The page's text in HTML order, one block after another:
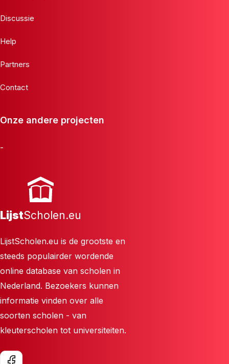
Discussie
Help
Partners
Contact
Onze andere projecten
-
LijstScholen.eu
LijstScholen.eu is de grootste en
steeds populairder wordende
online database van scholen in
Nederland. Bezoekers kunnen
informatie vinden over alle
soorten scholen - van
kleuterscholen tot universiteiten.